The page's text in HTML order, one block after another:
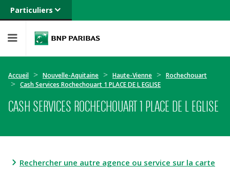
Particuliers
Banque privée
Entreprises
Accueil Nouvelle-Aquitaine Haute-Vienne
Rochechouart
Cash Services Rochechouart 1 PLACE DE L EGLISE
CASH SERVICES ROCHECHOUART 1 PLACE DE L EGLISE
Rechercher une autre agence ou service sur la carte